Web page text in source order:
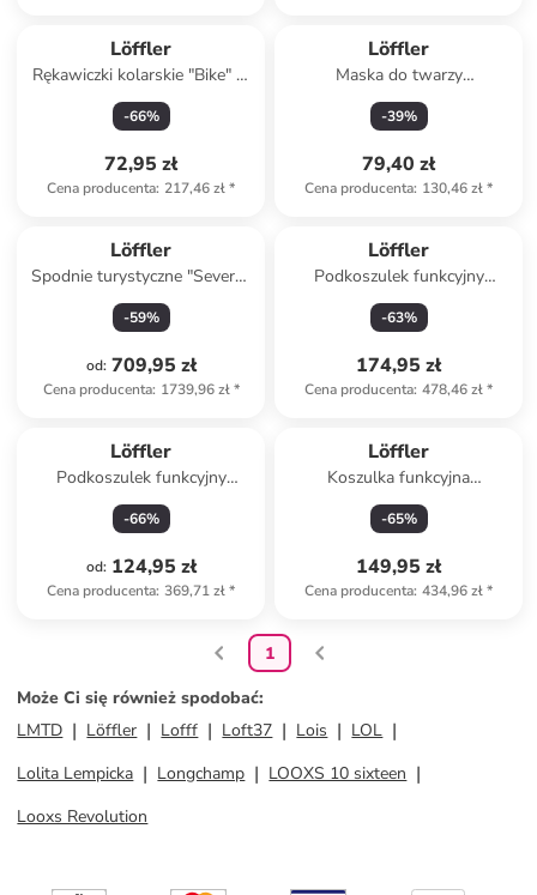
Löffler
Rękawiczki kolarskie "Bike" w
kolorze czarno-szarym
-66%
72,95 zł
Cena producenta: 217,46 zł*
Löffler
Maska do twarzy
"Windstopper®" w kolorze
czarnym
-39%
79,40 zł
Cena producenta: 130,46 zł*
Löffler
Spodnie turystyczne "Severo"
w kolorze białym
-59%
od: 709,95 zł
Cena producenta: 1739,96 zł*
Löffler
Podkoszulek funkcyjny
"Transtex®" w kolorze szarym
-63%
174,95 zł
Cena producenta: 478,46 zł*
Löffler
Podkoszulek funkcyjny
"Transtex®" w kolorze szarym
-66%
od: 124,95 zł
Cena producenta: 369,71 zł*
Löffler
Koszulka funkcyjna
"Transtex®" w kolorze
czarnym
-65%
149,95 zł
Cena producenta: 434,96 zł*
1
Może Ci się również spodobać:
LMTD
Löffler Lofff Loft37 Lois
LOL
Lolita Lempicka
Longchamp
LOOXS 10 sixteen
Looxs Revolution